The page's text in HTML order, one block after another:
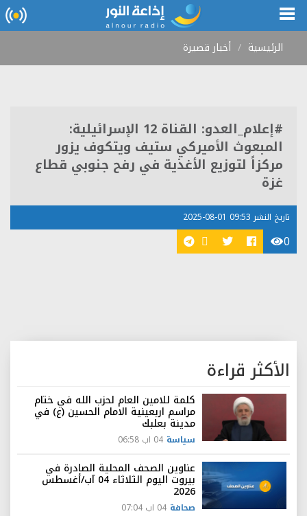
الرئيسية أخبار قصيرة
#إعلام_العدو: القناة 12 الإسرائيلية:
المبعوث الأميركي ستيف ويتكوف يزور
مركزاً لتوزيع الأغذية في رفح جنوبي قطاع
غزة
تاريخ النشر 09:53 01-08-2025
0
الأكثر قراءة
كلمة للامين العام لحزب الله في ختام
مراسم اربعينية الامام الحسين (ع) في
مدينة بعلبك
سياسة 04 اب 06:58
عناوين الصحف المحلية الصادرة في
بيروت اليوم الثلاثاء 04 آب/أغسطس
2026
صحافة 04 اب 07:04